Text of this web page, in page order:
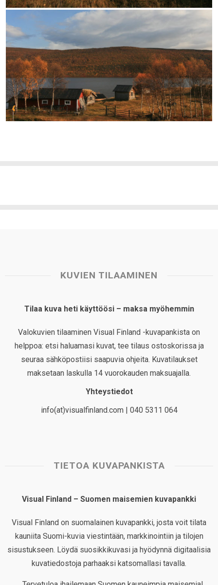
KUVIEN TILAAMINEN
Tilaa kuva heti käyttöösi – maksa myöhemmin
Valokuvien tilaaminen Visual Finland -kuvapankista on
helppoa: etsi haluamasi kuvat, tee tilaus ostoskorissa ja
seuraa sähköpostiisi saapuvia ohjeita. Kuvatilaukset
maksetaan laskulla 14 vuorokauden maksuajalla.
Yhteystiedot
info(at)visualfinland.com | 040 5311 064
TIETOA KUVAPANKISTA
Visual Finland – Suomen maisemien kuvapankki
Visual Finland on suomalainen kuvapankki, josta voit tilata
kauniita Suomi-kuvia viestintään, markkinointiin ja tilojen
sisustukseen. Löydä suosikkikuvasi ja hyödynnä digitaalisia
kuvatiedostoja parhaaksi katsomallasi tavalla.